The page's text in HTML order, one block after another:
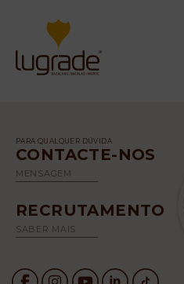
PARA QUALQUER DÚVIDA
CONTACTE-NOS
MENSAGEM
RECRUTAMENTO
SABER MAIS